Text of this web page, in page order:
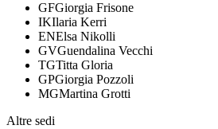
GFGiorgia Frisone
IKIlaria Kerri
ENElsa Nikolli
GVGuendalina Vecchi
TGTitta Gloria
GPGiorgia Pozzoli
MGMartina Grotti
Altre sedi